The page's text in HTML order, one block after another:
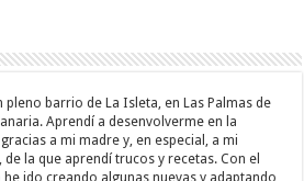
pleno barrio de La Isleta, en Las Palmas de
Aprendí a desenvolverme en la
a mi madre y, en especial, a mi
de la que aprendí trucos y recetas. Con el